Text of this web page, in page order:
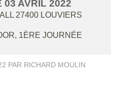
03 AVRIL 2022
27400 LOUVIERS
1ÈRE JOURNÉE
PAR RICHARD MOULIN